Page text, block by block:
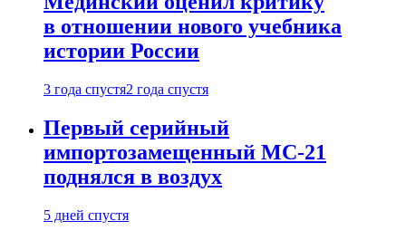
в отношении нового учебника
истории России
3 года спустя2 года спустя
Первый серийный
импортозамещенный МС-21
поднялся в воздух
5 дней спустя